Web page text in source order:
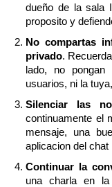
dueño de la sala
proposito y
No compartas
privado.
lado, no
usuarios, ni la
Silenciar las
continuamente el
mensaje, una
aplicacion del chat
Continuar la
una charla en